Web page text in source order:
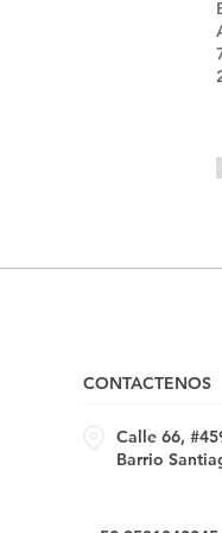
CONTACTENOS
Calle 66,
Barrio